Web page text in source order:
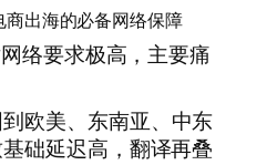
出海的必备网络保障
络要求极高，主要痛
欧美、东南亚、中东
础延迟高，翻译再叠